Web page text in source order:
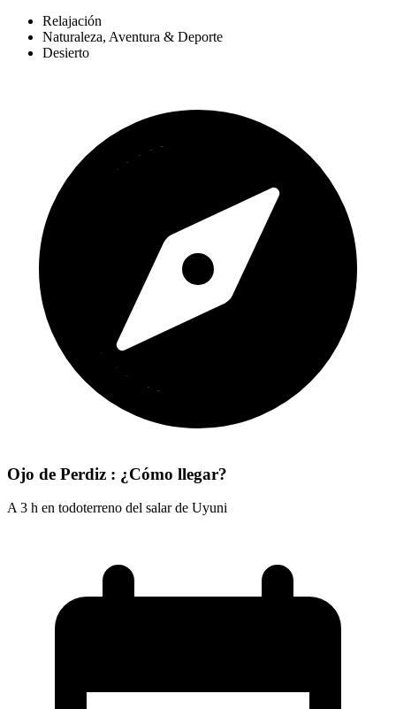
Relajación
Naturaleza, Aventura & Deporte
Desierto
Ojo de Perdiz : ¿Cómo llegar?
A 3 h en todoterreno del salar de Uyuni